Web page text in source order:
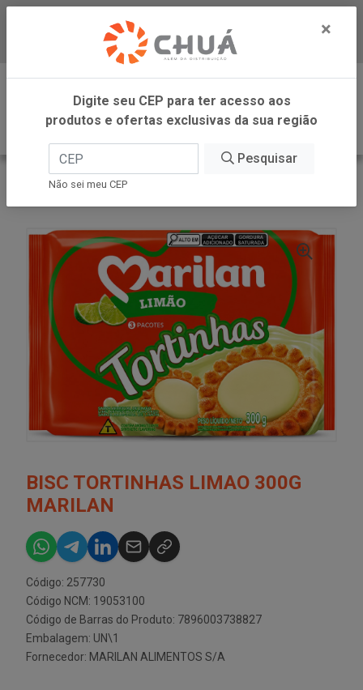
Baixe já nosso APP
0
INÍCIO
MARILAN
BISC TORTINHAS LIMAO 300G
MARILAN
Código: 257730
Código NCM: 19053100
Código de Barras do Produto: 7896003738827
Embalagem: UN\1
Fornecedor: MARILAN ALIMENTOS S/A
×
Digite seu CEP para ter acesso aos
produtos e ofertas exclusivas da sua região
Pesquisar
Não sei meu CEP